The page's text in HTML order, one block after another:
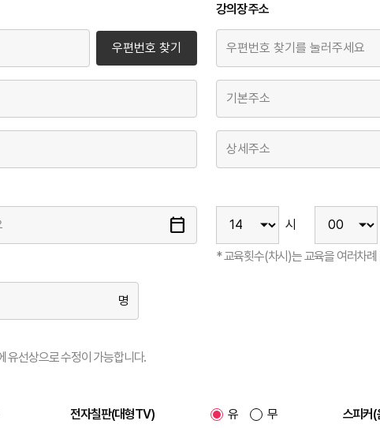
우편번호 찾기
강의장 주소
calendar_today 시
* 교육횟수(차시)는 교육을 여러차
명
유선상으로 수정이 가능합니다.
전자칠판(대형TV) 유 무 스피커(